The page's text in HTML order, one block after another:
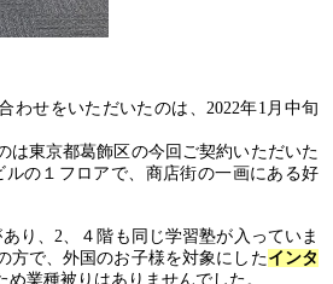
わせをいただいたのは、2022年1 月中旬
は東京都葛飾区の今回ご契約いただいた
ルの１フロア で、商店街の一画にある好
り、2、４階も同じ学習塾が入っていま
方で、外国のお子様を対象にしたインタ
め業種被りはありませんでした。